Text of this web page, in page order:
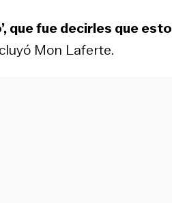
que fue decirles que
Mon Laferte.